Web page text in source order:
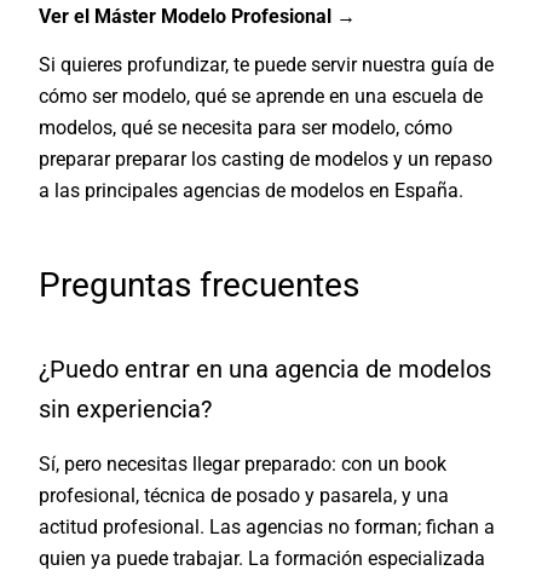
Ver el Máster Modelo Profesional →
Si quieres profundizar, te puede servir nuestra guía de
cómo ser modelo,qué se aprende en una escuela de
modelos,qué se necesita para ser modelo, cómo
preparar preparar los casting de modelos y un repaso
a las principales agencias de modelos en España.
Preguntas frecuentes
¿Puedo entrar en una agencia de modelos
sin experiencia?
Sí, pero necesitas llegar preparado: con un book
profesional, técnica de posado y pasarela, y una
actitud profesional. Las agencias no forman; fichan a
quien ya puede trabajar. La formación especializada